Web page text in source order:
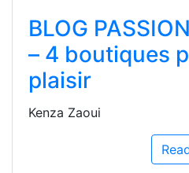
BLOG
– 4 boutiques
plaisir
Kenza Zaoui